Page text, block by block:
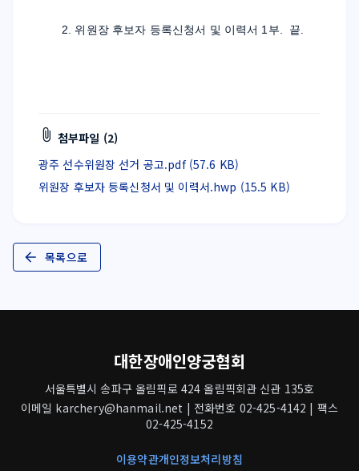
2. 위원장 후보자 등록신청서 및 이력서 1부.  끝.
첨부파일 (2)
광주 선수위원장 선거 공고.pdf (57.6 KB)
위원장 후보자 등록신청서 및 이력서.hwp (15.5 KB)
목록으로
대한장애인양궁협회
서울특별시 송파구 올림픽로 424 올림픽회관 신관 135호
이메일 karchery@hanmail.net | 전화번호 02-425-4142 | 팩스
02-425-4152
이용약관개인정보처리방침